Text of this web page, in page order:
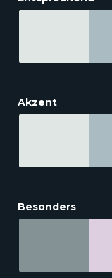
Akzent
Besonders